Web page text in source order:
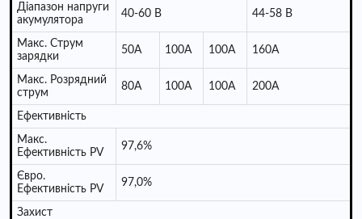
Діапазон напруги
акумулятора
40-60 В 44-58 В
Макс. Струм
зарядки
50A 100A 100A 160A
Макс. Розрядний
струм
80A 100A 100A 200A
Ефективність
Макс.
Ефективність PV
97,6%
Євро.
Ефективність PV
97,0%
Захист